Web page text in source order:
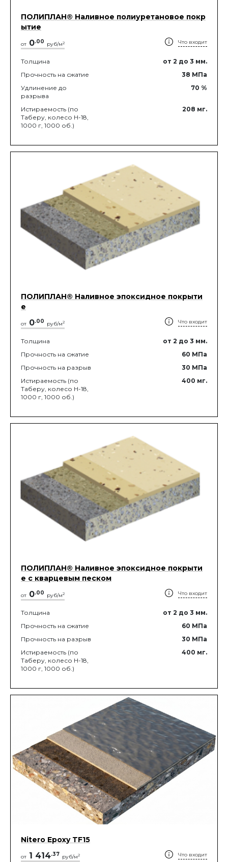
ПОЛИПЛАН® Наливное полиуретановое покр
ытие
от 0.00 руб/м2 Что входит
Толщина от 2 до 3 мм.
Прочность на сжатие
38 МПа
Удлинение до
разрыва
70 %
Истираемость (по
Таберу, колесо Н-18,
1000 г, 1000 об.)
208 мг.
ПОЛИПЛАН® Наливное эпоксидное покрыти
е
от 0.00 руб/м2 Что входит
Толщина от 2 до 3 мм.
Прочность на сжатие
60 МПа
Прочность на разрыв
30 МПа
Истираемость (по
Таберу, колесо Н-18,
1000 г, 1000 об.)
400 мг.
ПОЛИПЛАН® Наливное эпоксидное покрыти
е с кварцевым песком
от 0.00 руб/м2 Что входит
Толщина от 2 до 3 мм.
Прочность на сжатие
60 МПа
Прочность на разрыв
30 МПа
Истираемость (по
Таберу, колесо Н-18,
1000 г, 1000 об.)
400 мг.
Nitero Epoxy TF15
от 1 414.37 руб/м2 Что входит